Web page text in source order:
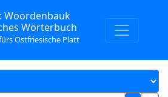
Woordenbauk
Wörterbuch
Ostfriesische Platt